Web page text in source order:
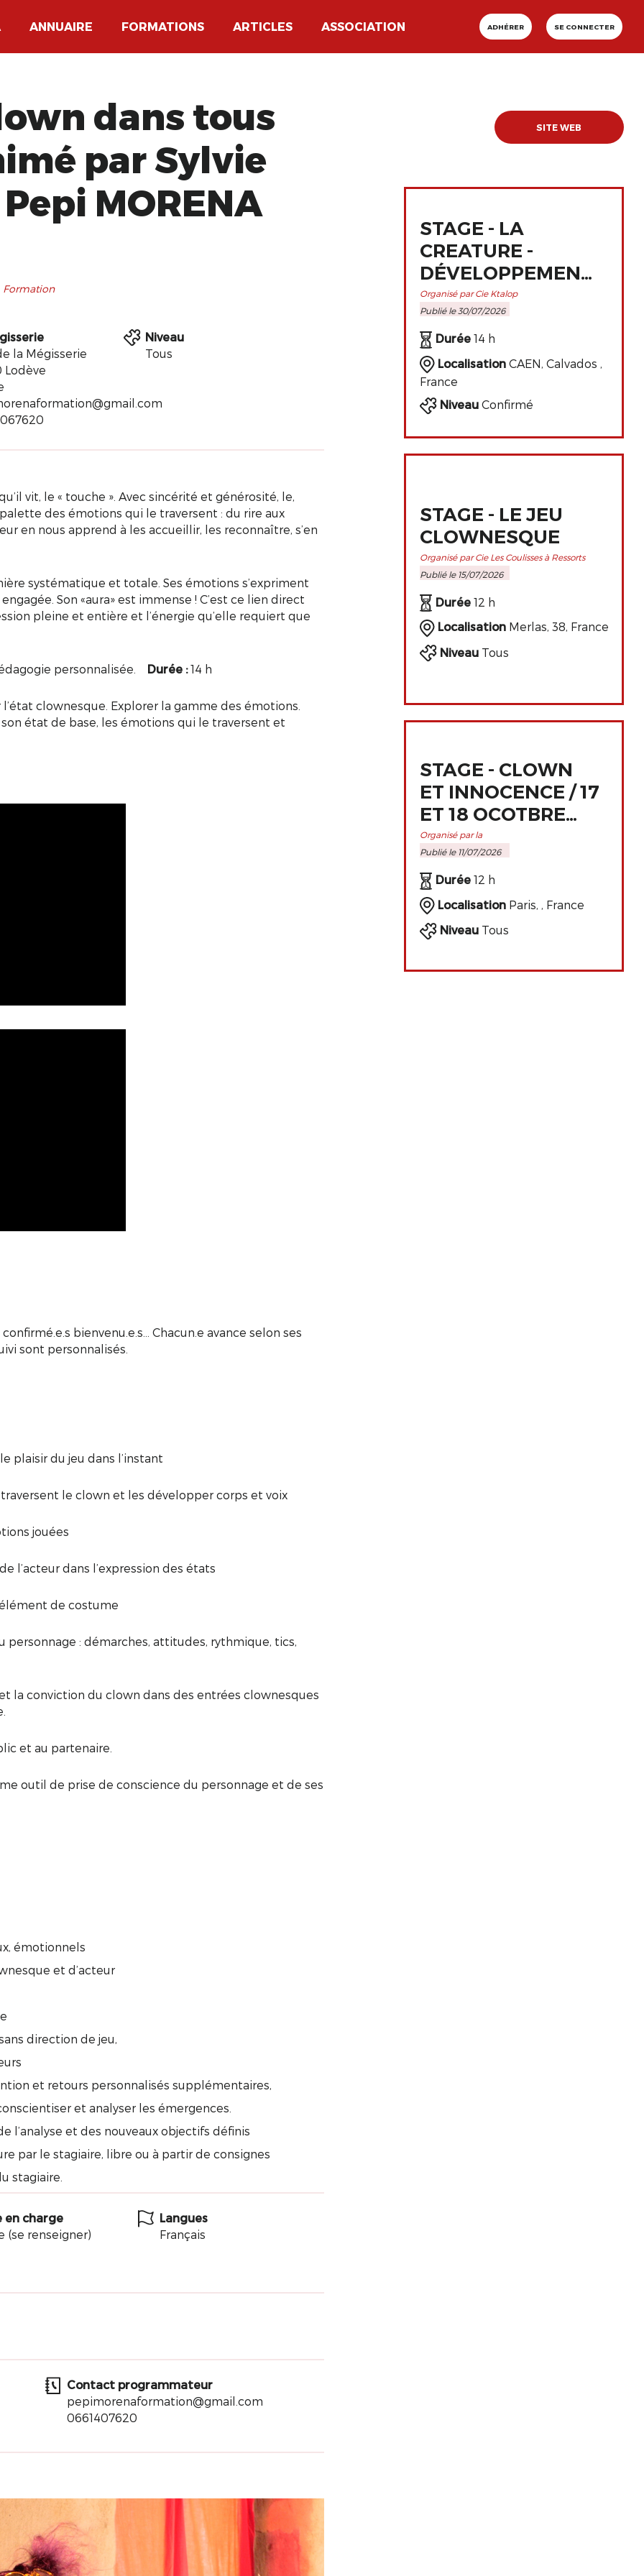
ANNUAIRE FORMATIONS ARTICLES ASSOCIATION ADHÉRER SE CONNECTER
dans tous
par Sylvie
MORENA
Formation
la Mégisserie
Lodève
Niveau
Tous
vit, le « touche ». Avec sincérité et générosité, le,
des émotions qui le traversent : du rire aux
en nous apprend à les accueillir, les reconnaître, s’en
systématique et totale. Ses émotions s’expriment
Son «aura» est immense ! C’est ce lien direct
pleine et entière et l’énergie qu’elle requiert que
personnalisée. Durée :14 h
clownesque. Explorer la gamme des émotions.
état de base, les émotions qui le traversent et
bienvenu.e.s... Chacun.e avance selon ses
sont personnalisés.
du jeu dans l’instant
le clown et les développer corps et voix
jouées
dans l’expression des états
de costume
: démarches, attitudes, rythmique, tics,
la conviction du clown dans des entrées clownesques
et au partenaire.
outil de prise de conscience du personnage et de ses
émotionnels
et d’acteur
direction de jeu,
et retours personnalisés supplémentaires,
et analyser les émergences.
et des nouveaux objectifs définis
par le stagiaire, libre ou à partir de consignes
stagiaire.
en charge
(se renseigner)
Langues
Français
Contact programmateur
pepimorenaformation@gmail.com
0661407620
SITE WEB
STAGE - LA
CREATURE -
DÉVELOPPEMENT
ET
PERFECTIONNEMENT
DE L'ART
CLOWNESQUE
Organisé par Cie Ktalop
Publié le 30/07/2026
Durée14 h
LocalisationCAEN, Calvados ,
France
NiveauConfirmé
STAGE - LE JEU
CLOWNESQUE
Organisé par Cie Les Coulisses à Ressorts
Publié le 15/07/2026
Durée12 h
LocalisationMerlas, 38, France
NiveauTous
STAGE - CLOWN
ET INNOCENCE / 17
ET 18 OCOTBRE
2026 À PARIS
Organisé par la
Publié le 11/07/2026
Durée12 h
LocalisationParis, , France
NiveauTous